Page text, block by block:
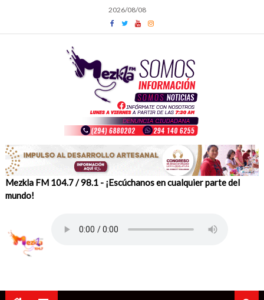
content
2026/08/08
Mezkla FM 104.7 / 98.1 - ¡Escúchanos en cualquier parte del
mundo!